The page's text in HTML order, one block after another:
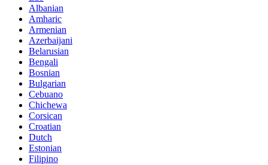
Albanian
Amharic
Armenian
Azerbaijani
Belarusian
Bengali
Bosnian
Bulgarian
Cebuano
Chichewa
Corsican
Croatian
Dutch
Estonian
Filipino